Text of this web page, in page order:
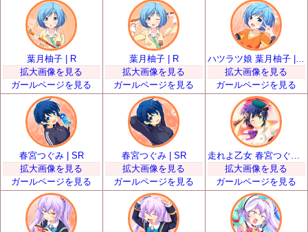
葉月柚子 | R
拡大画像を見る
ガールページを見る
葉月柚子 | R
拡大画像を見る
ガールページを見る
拡大画像を見る
ガールページを見る
春宮つぐみ | SR
拡大画像を見る
ガールページを見る
春宮つぐみ | SR
拡大画像を見る
ガールページを見る
拡大画像を見る
ガールページを見る